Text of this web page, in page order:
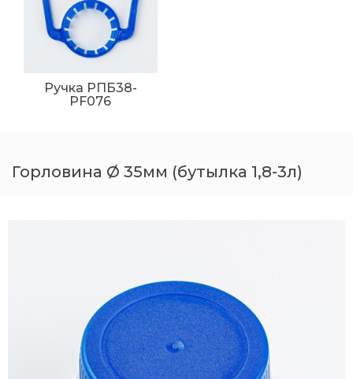
Ручка РПБ38-
PF076
Горловина Ø 35мм (бутылка 1,8-3л)